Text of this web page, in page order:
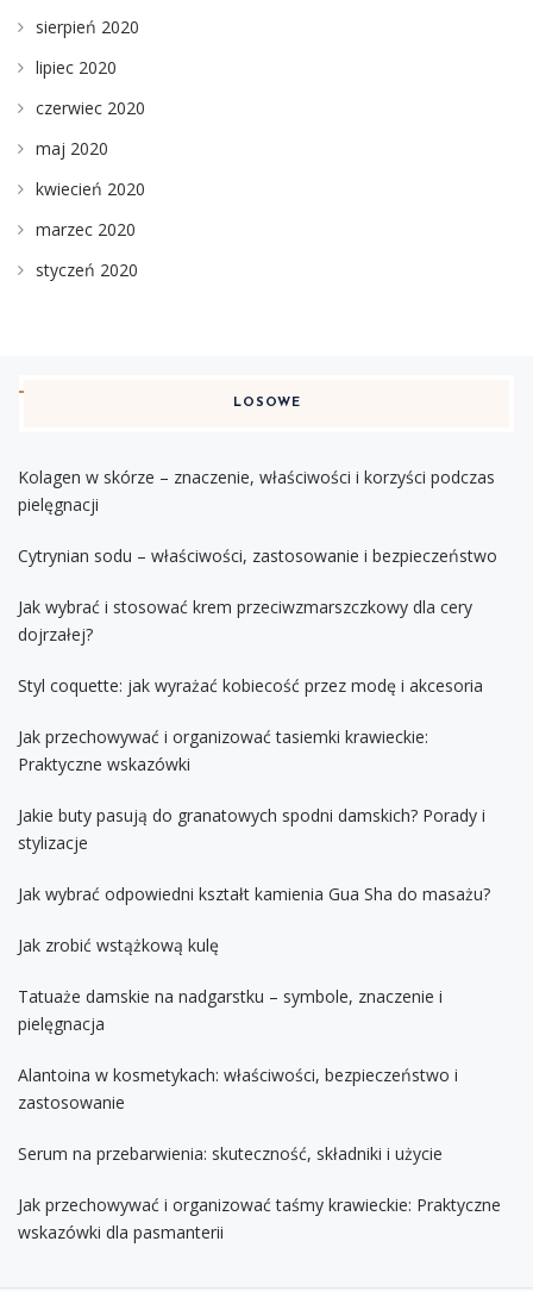
sierpień 2020
lipiec 2020
czerwiec 2020
maj 2020
kwiecień 2020
marzec 2020
styczeń 2020
LOSOWE
Kolagen w skórze – znaczenie, właściwości i korzyści podczas
pielęgnacji
Cytrynian sodu – właściwości, zastosowanie i bezpieczeństwo
Jak wybrać i stosować krem przeciwzmarszczkowy dla cery
dojrzałej?
Styl coquette: jak wyrażać kobiecość przez modę i akcesoria
Jak przechowywać i organizować tasiemki krawieckie:
Praktyczne wskazówki
Jakie buty pasują do granatowych spodni damskich? Porady i
stylizacje
Jak wybrać odpowiedni kształt kamienia Gua Sha do masażu?
Jak zrobić wstążkową kulę
Tatuaże damskie na nadgarstku – symbole, znaczenie i
pielęgnacja
Alantoina w kosmetykach: właściwości, bezpieczeństwo i
zastosowanie
Serum na przebarwienia: skuteczność, składniki i użycie
Jak przechowywać i organizować taśmy krawieckie: Praktyczne
wskazówki dla pasmanterii